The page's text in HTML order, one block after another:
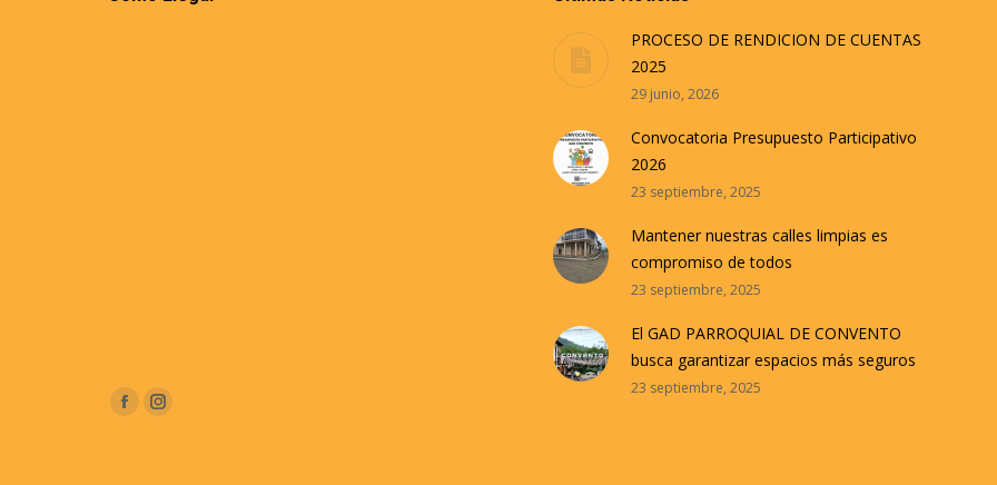
Encuéntranos en:
FacebookInstagram
PROCESO DE RENDICION DE CUENTAS
2025
29 junio, 2026
Convocatoria Presupuesto Participativo
2026
23 septiembre, 2025
Mantener nuestras calles limpias es
compromiso de todos
23 septiembre, 2025
El GAD PARROQUIAL DE CONVENTO
busca garantizar espacios más seguros
23 septiembre, 2025